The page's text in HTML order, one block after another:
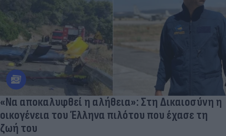
«Να αποκαλυφθεί η αλήθεια»: Στη Δικαιοσύνη η
οικογένεια του Έλληνα πιλότου που έχασε τη
ζωή του